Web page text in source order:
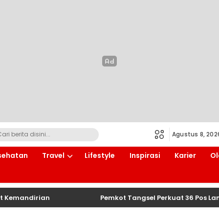
Agustus 8,
Travel Lifestyle Inspirasi Karier
Pemkot Tangsel Perkuat 36 Pos